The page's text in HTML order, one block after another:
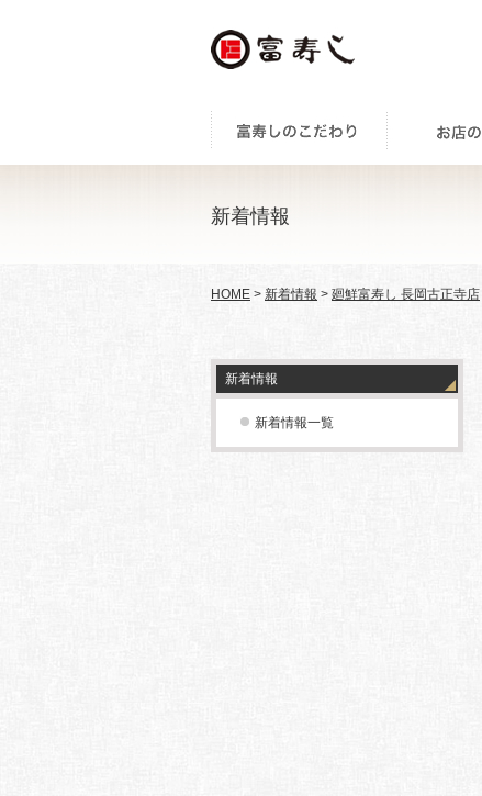
新着情報
HOME > 新着情報 > 廻鮮富寿し 長岡古正寺店
新着情報
新着情報一覧